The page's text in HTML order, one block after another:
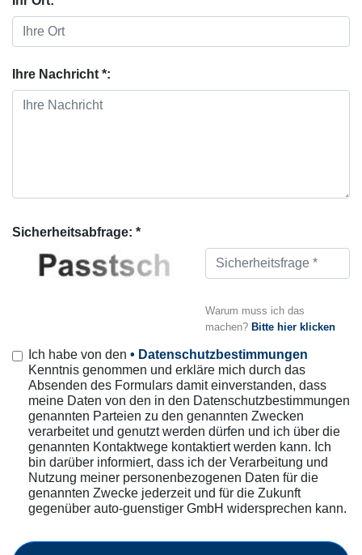
Ihre Nachricht *:
Sicherheitsabfrage: *
Warum muss ich das
machen? Bitte hier klicken
Ich habe von den • Datenschutzbestimmungen
Kenntnis genommen und erkläre mich durch das
Absenden des Formulars damit einverstanden, dass
meine Daten von den in den Datenschutzbestimmungen
genannten Parteien zu den genannten Zwecken
verarbeitet und genutzt werden dürfen und ich über die
genannten Kontaktwege kontaktiert werden kann. Ich
bin darüber informiert, dass ich der Verarbeitung und
Nutzung meiner personenbezogenen Daten für die
genannten Zwecke jederzeit und für die Zukunft
gegenüber auto-guenstiger GmbH widersprechen kann.